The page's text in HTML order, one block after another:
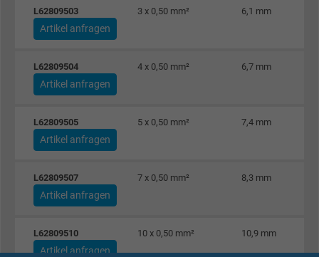
L62809503 3 x 0,50 mm² 6,1 mm
Artikel anfragen
L62809504 4 x 0,50 mm² 6,7 mm
Artikel anfragen
L62809505 5 x 0,50 mm² 7,4 mm
Artikel anfragen
L62809507 7 x 0,50 mm² 8,3 mm
Artikel anfragen
L62809510 10 x 0,50 mm² 10,9 mm
Artikel anfragen